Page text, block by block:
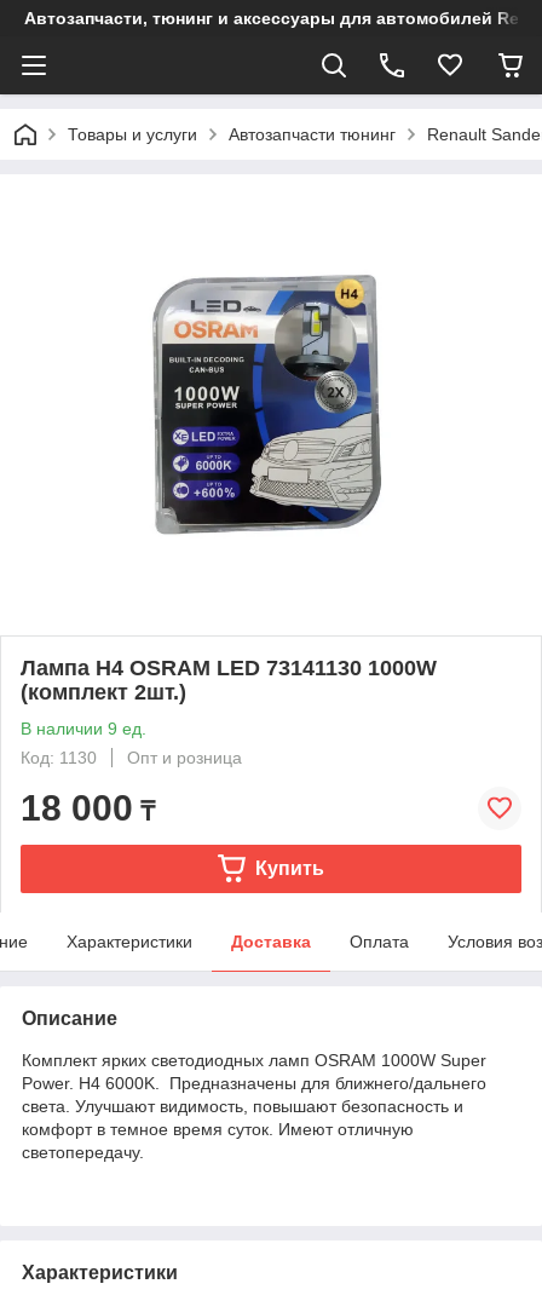
Автозапчасти, тюнинг и аксессуары для автомобилей
Товары и услуги Автозапчасти тюнинг Renault
Лампа H4 OSRAM LED 73141130 1000W
(комплект 2шт.)
В наличии 9 ед.
Код: 1130
Опт и розница
18 000 ₸
Купить
Характеристики Доставка Оплата Условия
Описание
Комплект ярких светодиодных ламп OSRAM 1000W Super
Power. H4 6000K. Предназначены для ближнего/дальнего
света. Улучшают видимость, повышают безопасность и
комфорт в темное время суток. Имеют отличную
светопередачу.
Характеристики